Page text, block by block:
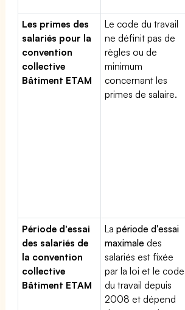
Les primes des
salariés pour la
convention
collective
Bâtiment ETAM
Le code du travail
ne définit pas de
règles ou de
minimum
concernant les
primes de salaire.
Période d'essai
des salariés de
la convention
collective
Bâtiment ETAM
Lapériode d'essai
maximale des
salariés est fixée
par la loi et le code
du travail depuis
2008 et dépend